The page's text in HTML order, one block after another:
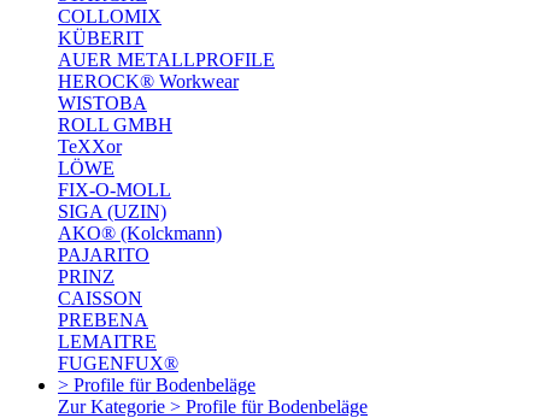
COLLOMIX
KÜBERIT
AUER METALLPROFILE
HEROCK® Workwear
WISTOBA
ROLL GMBH
TeXXor
LÖWE
FIX-O-MOLL
SIGA (UZIN)
AKO® (Kolckmann)
PAJARITO
PRINZ
CAISSON
PREBENA
LEMAITRE
FUGENFUX®
> Profile für Bodenbeläge
Zur Kategorie > Profile für Bodenbeläge